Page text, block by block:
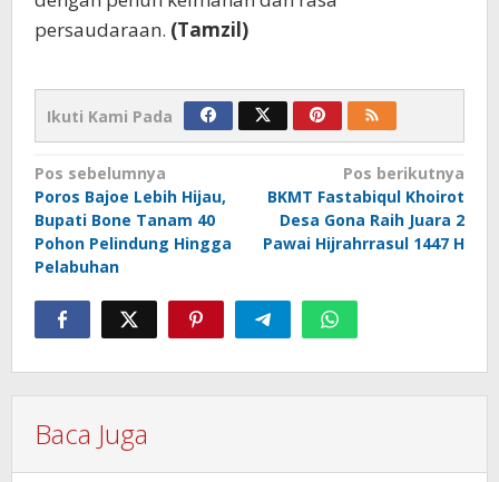
persaudaraan. (Tamzil)
Ikuti Kami Pada
Navigasi
pos
Pos sebelumnya
Poros Bajoe Lebih Hijau,
Bupati Bone Tanam 40
Pohon Pelindung Hingga
Pelabuhan
Pos berikutnya
BKMT Fastabiqul Khoirot
Desa Gona Raih Juara 2
Pawai Hijrahrrasul 1447 H
Baca Juga